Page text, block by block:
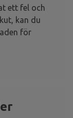
ett fel och
kan du
för